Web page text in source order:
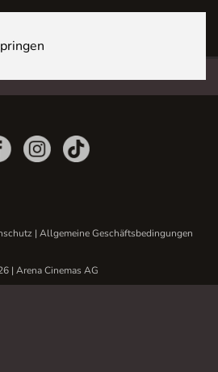
| Allgemeine Geschäftsbedingungen
| Arena Cinemas AG